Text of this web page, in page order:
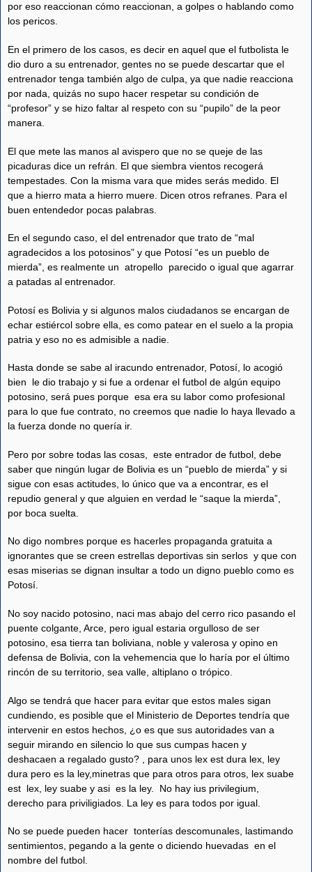
por eso reaccionan cómo reaccionan, a golpes o hablando como
los pericos.
En el primero de los casos, es decir en aquel que el futbolista le
dio duro a su entrenador, gentes no se puede descartar que el
entrenador tenga también algo de culpa, ya que nadie reacciona
por nada, quizás no supo hacer respetar su condición de
“profesor” y se hizo faltar al respeto con su “pupilo” de la peor
manera.
El que mete las manos al avispero que no se queje de las
picaduras dice un refrán. El que siembra vientos recogerá
tempestades. Con la misma vara que mides serás medido. El
que a hierro mata a hierro muere. Dicen otros refranes. Para el
buen entendedor pocas palabras.
En el segundo caso, el del entrenador que trato de “mal
agradecidos a los potosinos” y que Potosí “es un pueblo de
mierda”, es realmente un atropello parecido o igual que agarrar
a patadas al entrenador.
Potosí es Bolivia y si algunos malos ciudadanos se encargan de
echar estiércol sobre ella, es como patear en el suelo a la propia
patria y eso no es admisible a nadie.
Hasta donde se sabe al iracundo entrenador, Potosí, lo acogió
bien le dio trabajo y si fue a ordenar el futbol de algún equipo
potosino, será pues porque esa era su labor como profesional
para lo que fue contrato, no creemos que nadie lo haya llevado a
la fuerza donde no quería ir.
Pero por sobre todas las cosas, este entrador de futbol, debe
saber que ningún lugar de Bolivia es un “pueblo de mierda” y si
sigue con esas actitudes, lo único que va a encontrar, es el
repudio general y que alguien en verdad le “saque la mierda”,
por boca suelta.
No digo nombres porque es hacerles propaganda gratuita a
ignorantes que se creen estrellas deportivas sin serlos y que con
esas miserias se dignan insultar a todo un digno pueblo como es
Potosí.
No soy nacido potosino, naci mas abajo del cerro rico pasando el
puente colgante, Arce, pero igual estaria orgulloso de ser
potosino, esa tierra tan boliviana, noble y valerosa y opino en
defensa de Bolivia, con la vehemencia que lo haría por el último
rincón de su territorio, sea valle, altiplano o trópico.
Algo se tendrá que hacer para evitar que estos males sigan
cundiendo, es posible que el Ministerio de Deportes tendría que
intervenir en estos hechos, ¿o es que sus autoridades van a
seguir mirando en silencio lo que sus cumpas hacen y
deshacaen a regalado gusto? , para unos lex est dura lex, ley
dura pero es la ley,minetras que para otros para otros, lex suabe
est lex, ley suabe y asi es la ley. No hay ius privilegium,
derecho para priviligiados. La ley es para todos por igual.
No se puede pueden hacer tonterías descomunales, lastimando
sentimientos, pegando a la gente o diciendo huevadas en el
nombre del futbol.